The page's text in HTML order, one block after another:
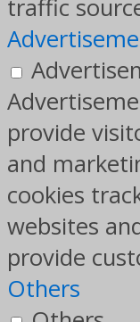
traffic
provide
and
cookies
websites
provide
Others